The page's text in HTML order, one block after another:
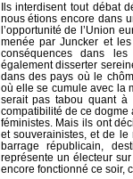
Ils interdisent tout débat
nous étions encore dans
l’opportunité de l’Union
menée par Juncker et
conséquences dans
également disserter
dans des pays où le
où elle se cumule avec la
serait pas tabou quant
compatibilité de ce
féministes. Mais ils ont
et souverainistes, et de le
barrage républicain,
représente un électeur
encore fonctionné ce soir,